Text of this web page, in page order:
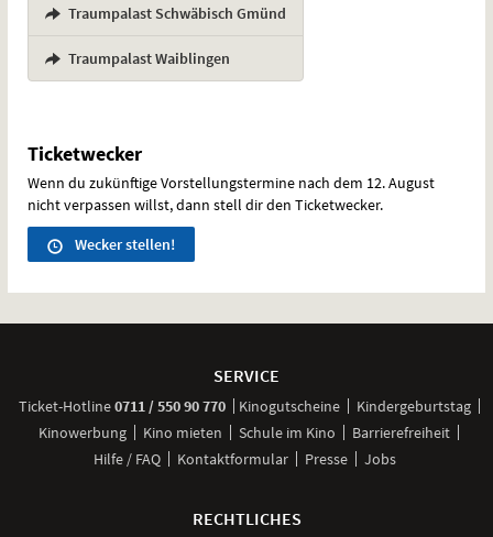
Traumpalast Schwäbisch Gmünd
Traumpalast Waiblingen
Ticketwecker
Wenn du zukünftige Vorstellungstermine nach dem 12. August
nicht verpassen willst, dann stell dir den Ticketwecker.
Wecker stellen!
SERVICE
Ticket-Hotline0711 / 550 90 770anrufen
Kinogutscheine
Kindergeburtstag
Kinowerbung
Kino mieten Schule im Kino
Barrierefreiheit
Hilfe / FAQ
Kontaktformular Presse Jobs
RECHTLICHES